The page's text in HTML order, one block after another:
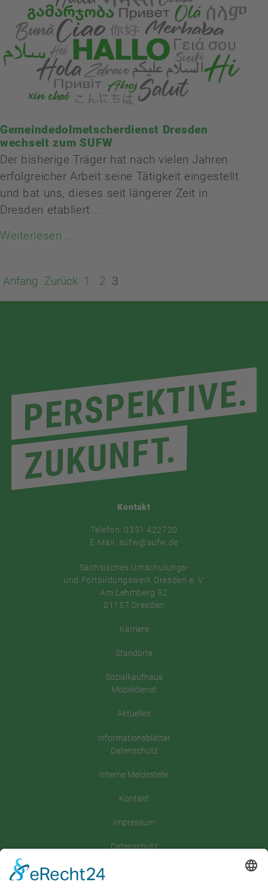
Gemeindedolmetscherdienst Dresden
wechselt zum SUFW
Der bisherige Träger hat nach vielen Jahren
erfolgreicher Arbeit seine Tätigkeit eingestellt
und bat uns, dieses seit längerer Zeit in
Dresden etabliert...
Weiterlesen …
Anfang Zurück 1 2 3
Kontakt
Telefon: 0351 422720
E-Mail: sufw@sufw.de
Sächsisches Umschulungs-
und Fortbildungswerk Dresden e. V.
Am Lehmberg 52
01157 Dresden
Karriere
Standorte
Sozialkaufhaus
Möbeldienst
Aktuelles
Informationsblätter
Datenschutz
Interne Meldestelle
Kontakt
Impressum
Datenschutz